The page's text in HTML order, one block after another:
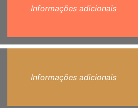
Informações adicionais
Informações adicionais